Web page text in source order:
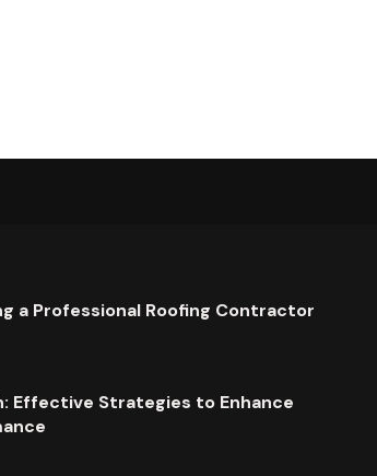
a Professional Roofing Contractor
Effective Strategies to Enhance